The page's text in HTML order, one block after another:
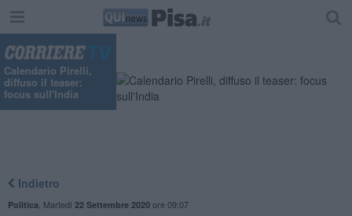
Calendario Pirelli,
diffuso il teaser:
focus sull'India
Indietro
Politica Martedì 22 Settembre 2020ore 09:07